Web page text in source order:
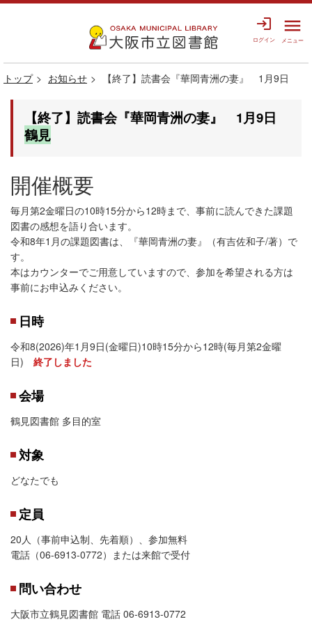
login
ログイン
menu
メニュー
トップ お知らせ 【終了】読書会『華岡青洲の妻』 1月9日
【終了】読書会『華岡青洲の妻』 1月9日
鶴見
開催概要
毎月第2金曜日の10時15分から12時まで、事前に読んできた課題
図書の感想を語り合います。
令和8年1月の課題図書は、『華岡青洲の妻』（有吉佐和子/著）で
す。
本はカウンターでご用意していますので、参加を希望される方は
事前にお申込みください。
日時
令和8(2026)年1月9日(金曜日)10時15分から12時(毎月第2金曜
日) 終了しました
会場
鶴見図書館 多目的室
対象
どなたでも
定員
20人（事前申込制、先着順）、参加無料
電話（06-6913-0772）または来館で受付
問い合わせ
大阪市立鶴見図書館 電話 06-6913-0772